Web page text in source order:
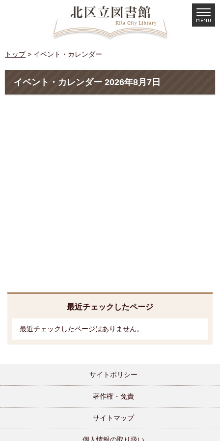
トップ> イベント・カレンダー
イベント・カレンダー 2026年8月7日
最近チェックしたページ
最近チェックしたページはありません。
サイトポリシー
著作権・免責
サイトマップ